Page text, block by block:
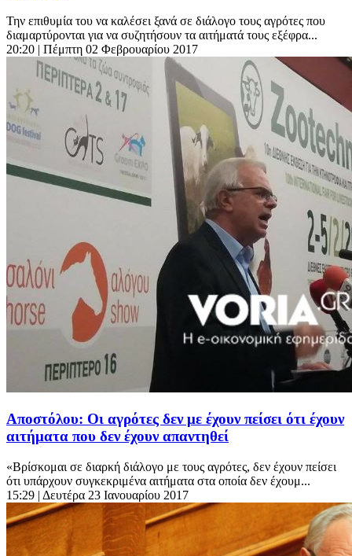
Την επιθυμία του να καλέσει ξανά σε διάλογο τους αγρότες που
διαμαρτύρονται για να συζητήσουν τα αιτήματά τους εξέφρα...
20:20 | Πέμπτη 02 Φεβρουαρίου 2017
Αποστόλου: Οι αγρότες δεν με έχουν πείσει ότι έχουν
αιτήματα που δεν έχουν απαντηθεί
«Βρίσκομαι σε διαρκή διάλογο με τους αγρότες, δεν έχουν πείσει
ότι υπάρχουν συγκεκριμένα αιτήματα στα οποία δεν έχουμ...
15:29 | Δευτέρα 23 Ιανουαρίου 2017